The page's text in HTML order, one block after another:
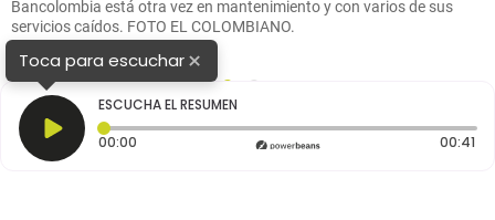
Bancolombia está otra vez en mantenimiento y con varios de sus
servicios caídos. FOTO EL COLOMBIANO.
Toca para escuchar×
ESCUCHA EL RESUMEN
00:00 Tiempo transcurrido: 0 segundos 00:41